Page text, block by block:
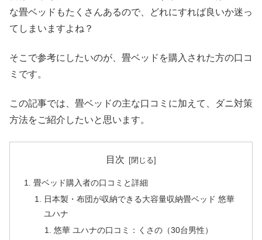
な畳ベッドもたくさんあるので、どれにすれば良いか迷っ
てしまいますよね？
そこで参考にしたいのが、畳ベッドを購入された方の口コ
ミです。
この記事では、畳ベッドの主な口コミに加えて、ダニ対策
方法をご紹介したいと思います。
目次
畳ベッド購入者の口コミと詳細
日本製・布団が収納できる大容量収納畳ベッド 悠華
ユハナ
悠華 ユハナの口コミ：くさの（30台男性）